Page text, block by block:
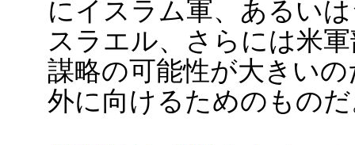
にイスラム軍、あるい
スラエル、さらには米
謀略の可能性が大きい
外に向けるためのもの